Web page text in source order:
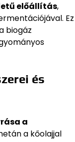
előállítás,
Ez
biogáz
és
a
a kőolajjal